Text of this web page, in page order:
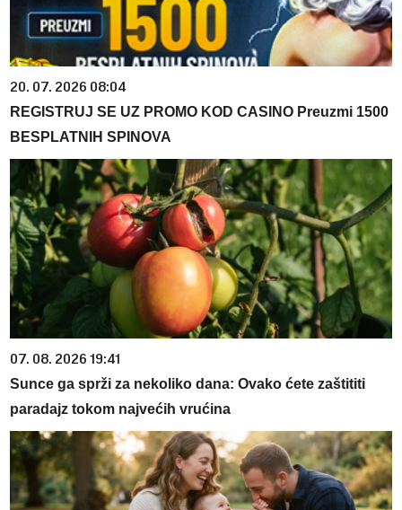
20. 07. 2026 08:04
REGISTRUJ SE UZ PROMO KOD CASINO Preuzmi 1500
BESPLATNIH SPINOVA
07. 08. 2026 19:41
Sunce ga sprži za nekoliko dana: Ovako ćete zaštititi
paradajz tokom najvećih vrućina